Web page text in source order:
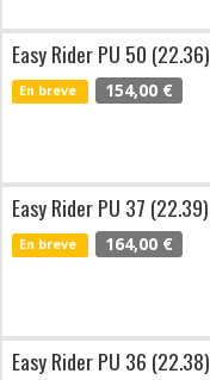
Easy Rider PU 50 (22.36)
En breve 154,00 €
Easy Rider PU 37 (22.39)
En breve 164,00 €
Easy Rider PU 36 (22.38)